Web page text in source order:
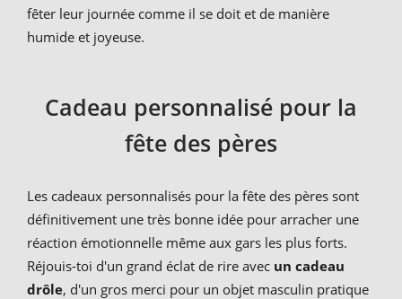
fêter leur journée comme il se doit et de manière
humide et joyeuse.
Cadeau personnalisé pour la
fête des pères
Les cadeaux personnalisés pour la fête des pères sont
définitivement une très bonne idée pour arracher une
réaction émotionnelle même aux gars les plus forts.
Réjouis-toi d'un grand éclat de rire avec un cadeau
drôle, d'un gros merci pour un objet masculin pratique